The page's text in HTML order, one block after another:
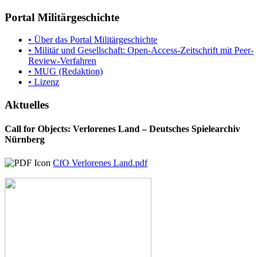
Portal Militärgeschichte
• Über das Portal Militärgeschichte
• Militär und Gesellschaft: Open-Access-Zeitschrift mit Peer-
Review-Verfahren
• MUG (Redaktion)
• Lizenz
Aktuelles
Call for Objects: Verlorenes Land – Deutsches Spielearchiv
Nürnberg
CfO Verlorenes Land.pdf